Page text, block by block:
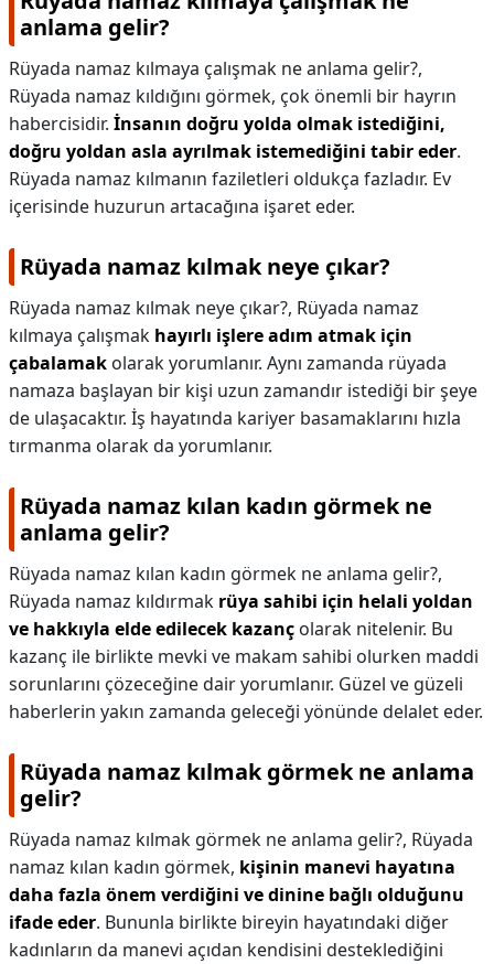
anlama gelir?
Rüyada namaz kılmaya çalışmak ne anlama gelir?,
Rüyada namaz kıldığını görmek, çok önemli bir hayrın
habercisidir. İnsanın doğru yolda olmak istediğini,
doğru yoldan asla ayrılmak istemediğini tabir eder.
Rüyada namaz kılmanın faziletleri oldukça fazladır. Ev
içerisinde huzurun artacağına işaret eder.
Rüyada namaz kılmak neye çıkar?
Rüyada namaz kılmak neye çıkar?, Rüyada namaz
kılmaya çalışmak hayırlı işlere adım atmak için
çabalamak olarak yorumlanır. Aynı zamanda rüyada
namaza başlayan bir kişi uzun zamandır istediği bir şeye
de ulaşacaktır. İş hayatında kariyer basamaklarını hızla
tırmanma olarak da yorumlanır.
Rüyada namaz kılan kadın görmek ne
anlama gelir?
Rüyada namaz kılan kadın görmek ne anlama gelir?,
Rüyada namaz kıldırmak rüya sahibi için helali yoldan
ve hakkıyla elde edilecek kazanç olarak nitelenir. Bu
kazanç ile birlikte mevki ve makam sahibi olurken maddi
sorunlarını çözeceğine dair yorumlanır. Güzel ve güzeli
haberlerin yakın zamanda geleceği yönünde delalet eder.
Rüyada namaz kılmak görmek ne anlama
gelir?
Rüyada namaz kılmak görmek ne anlama gelir?, Rüyada
namaz kılan kadın görmek, kişinin manevi hayatına
daha fazla önem verdiğini ve dinine bağlı olduğunu
ifade eder. Bununla birlikte bireyin hayatındaki diğer
kadınların da manevi açıdan kendisini desteklediğini